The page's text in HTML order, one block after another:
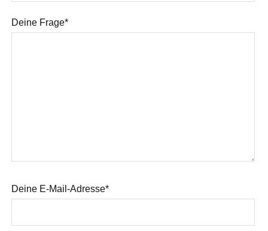
Deine Frage*
Deine E-Mail-Adresse*